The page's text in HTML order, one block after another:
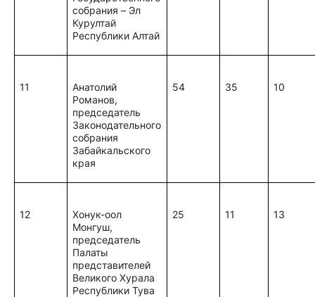
собрания – Эл
Курултай
Республики Алтай
11
Анатолий
Романов,
председатель
Законодательного
собрания
Забайкальского
края
54 35 10
12
Хонук-оол
Монгуш,
председатель
Палаты
представителей
Великого Хурала
Республики Тува
25 11 13